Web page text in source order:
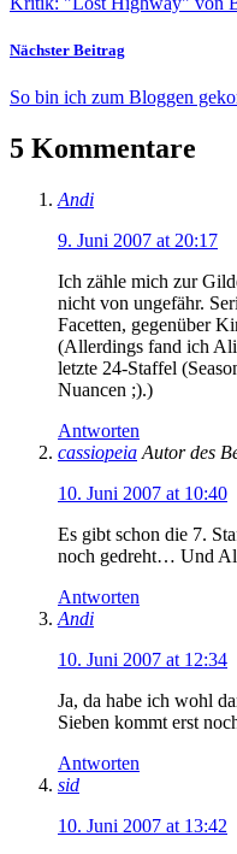
Nächster Beitrag
So bin ich zum Bloggen
5 Kommentare
Andi
9. Juni 2007 at 20:17
Ich zähle mich zur
nicht von ungefähr.
Facetten, gegenüber
(Allerdings fand ich
letzte 24-Staffel
Nuancen ;).)
Antworten
cassiopeia Autor des
10. Juni 2007 at 10:40
Es gibt schon die 7.
noch gedreht… Und
Antworten
Andi
10. Juni 2007 at 12:34
Ja, da habe ich wohl
Sieben kommt erst
Antworten
sid
10. Juni 2007 at 13:42